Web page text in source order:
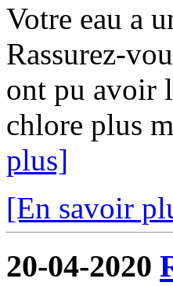
Votre eau a
Rassurez-
ont pu avoir
chlore plus
plus]
[En savoir
20-04-2020